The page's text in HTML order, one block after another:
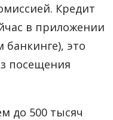
Кредит
в приложении
это
посещения
до 500 тысяч